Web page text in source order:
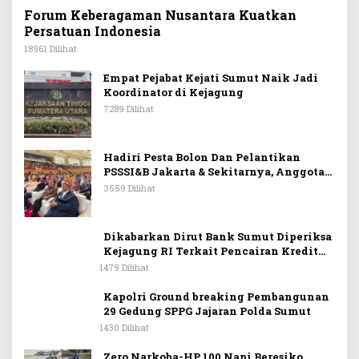
Forum Keberagaman Nusantara Kuatkan
Persatuan Indonesia
18961 Dilihat
Empat Pejabat Kejati Sumut Naik Jadi
Koordinator di Kejagung
7289 Dilihat
Hadiri Pesta Bolon Dan Pelantikan
PSSSI&B Jakarta & Sekitarnya, Anggota
DPR RI Kombes. Pol. (Purn). Dr. Maruli
Membangun Bangsa
3559 Dilihat
Dikabarkan Dirut Bank Sumut Diperiksa
Kejagung RI Terkait Pencairan Kredit
PT Sritex
1479 Dilihat
Kapolri Ground breaking Pembangunan
29 Gedung SPPG Jajaran Polda Sumut
1430 Dilihat